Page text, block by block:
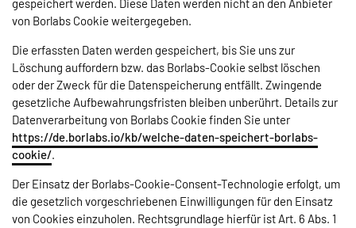
gespeichert werden. Diese Daten werden nicht an den Anbieter
von Borlabs Cookie weitergegeben.
Die erfassten Daten werden gespeichert, bis Sie uns zur
Löschung auffordern bzw. das Borlabs-Cookie selbst löschen
oder der Zweck für die Datenspeicherung entfällt. Zwingende
gesetzliche Aufbewahrungsfristen bleiben unberührt. Details zur
Datenverarbeitung von Borlabs Cookie finden Sie unter
https://de.borlabs.io/kb/welche-daten-speichert-borlabs-
cookie/.
Der Einsatz der Borlabs-Cookie-Consent-Technologie erfolgt, um
die gesetzlich vorgeschriebenen Einwilligungen für den Einsatz
von Cookies einzuholen. Rechtsgrundlage hierfür ist Art. 6 Abs. 1